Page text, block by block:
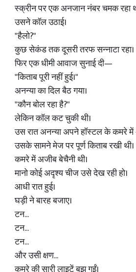
स्क्रीन पर एक अनजान नंबर चमक रहा
उसने कॉल उठाई।
"हैलो?"
कुछ सेकंड तक दूसरी तरफ सन्नाटा रहा।
फिर एक धीमी आवाज सुनाई दी—
"किताब पूरी नहीं हुई।"
अनन्या का दिल बैठ गया।
"कौन बोल रहा है?"
लेकिन कॉल कट चुकी थी।
उस रात अनन्या अपने हॉस्टल के कमरे में
उसके सामने मेज पर पूर्ण किताब रखी थी।
कमरे में अजीब बेचैनी थी।
मानो कोई अदृश्य चीज उसे देख रही हो।
आधी रात हुई।
घड़ी ने बारह बजाए।
टन...
टन...
टन...
और उसी क्षण...